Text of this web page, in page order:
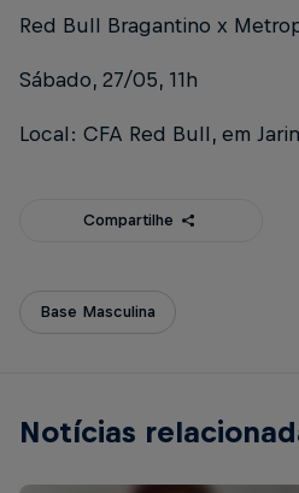
Red Bull Bragantino x
Sábado, 27/05, 11h
Local: CFA Red Bull, em
Compartilhe
Base Masculina
Notícias